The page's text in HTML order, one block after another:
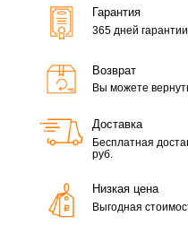
Гарантия
365 дней
Возврат
Вы можете
Доставка
Бесплатная
руб.
Низкая цена
Выгодная